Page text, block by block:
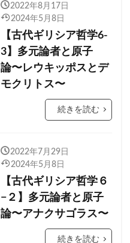
2022年8月17日
2024年5月8日
【古代ギリシア哲学6-
3】多元論者と原子
論〜レウキッポスとデ
モクリトス〜
続きを読む
2022年7月29日
2024年5月8日
【古代ギリシア哲学６
−２】多元論者と原子
論〜アナクサゴラス〜
続きを読む